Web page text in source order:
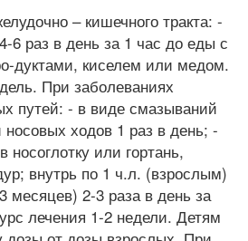
– кишечного тракта: -
6 раз в день за 1 час до еды с
дуктами, киселем или медом.
При заболеваниях
путей: - в виде смазываний
ходов 1 раз в день; -
или гортань,
внутрь по 1 ч.л. (взрослым)
месяцев) 2-3 раза в день за
лечения 1-2 недели. Детям